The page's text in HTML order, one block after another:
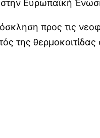
στην Ευρωπαϊκή
προς τις
της